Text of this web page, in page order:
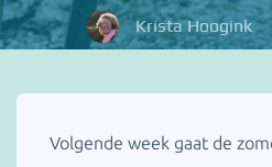
Krista Hoogink
Volgende week gaat de